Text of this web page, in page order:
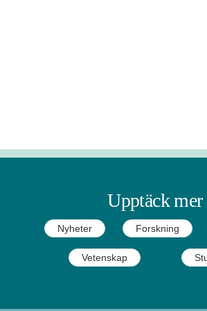
Upptäck mer
Nyheter Forskning
Vetenskap